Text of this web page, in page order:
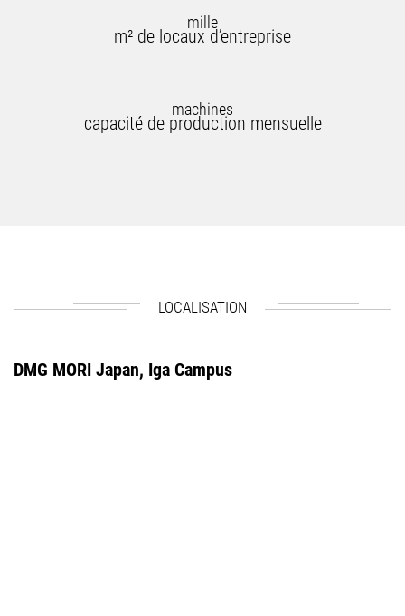
mille
m² de locaux d’entreprise
machines
capacité de production mensuelle
LOCALISATION
DMG MORI Japan, Iga Campus